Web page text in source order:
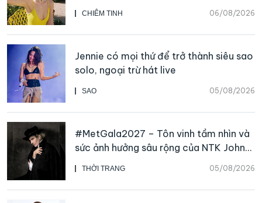
CHIÊM TINH 06/08/2026
SAO 05/08/2026
Jennie có mọi thứ để trở thành siêu sao
solo, ngoại trừ hát live
THỜI TRANG 05/08/2026
#MetGala2027 – Tôn vinh tầm nhìn và
sức ảnh hưởng sâu rộng của NTK John
Galliano